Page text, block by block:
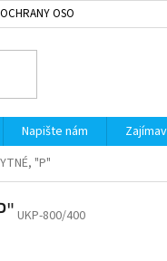
OSOBNÍCH ÚDAJŮ
Napište nám
"P"
UKP-800/400